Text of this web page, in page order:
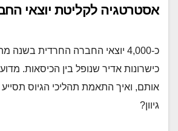
אסטרטגיה לקליטת יוצאי
כ-4,000 יוצאי החברה החרדית בשנה
כישרונות אדיר שנופל בין הכיסאות.
אותם, ואיך התאמת תהליכי הגיוס תסייע
גיוון?